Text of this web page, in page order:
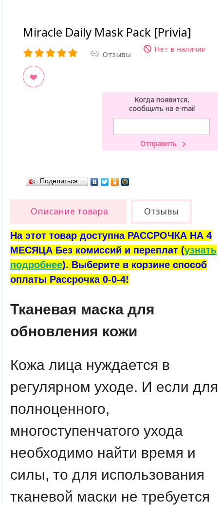
Miracle Daily Mask Pack [Privia]
Отзывы
Нет в наличии
Когда появится,
сообщить на e-mail
Поделиться…
Описание товара Отзывы
На этот товар доступна РАССРОЧКА НА 4
МЕСЯЦА Без комиссий и переплат (узнать
подробнее). Выберите в корзине способ
оплаты Рассрочка 0-0-4!
Тканевая маска для
обновления кожи
Кожа лица нуждается в
регулярном уходе. И если для
полноценного,
многоступенчатого ухода
необходимо найти время и
силы, то для использования
тканевой маски не требуется